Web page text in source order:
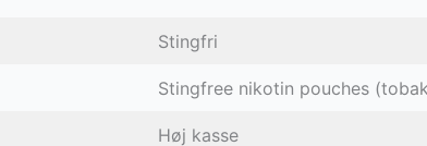
Stingfri
Stingfree nikotin pouches
Høj kasse